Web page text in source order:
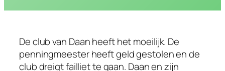
De club van Daan heeft het moeilijk. De
penningmeester heeft geld gestolen en de
club dreigt failliet te gaan. Daan en zijn